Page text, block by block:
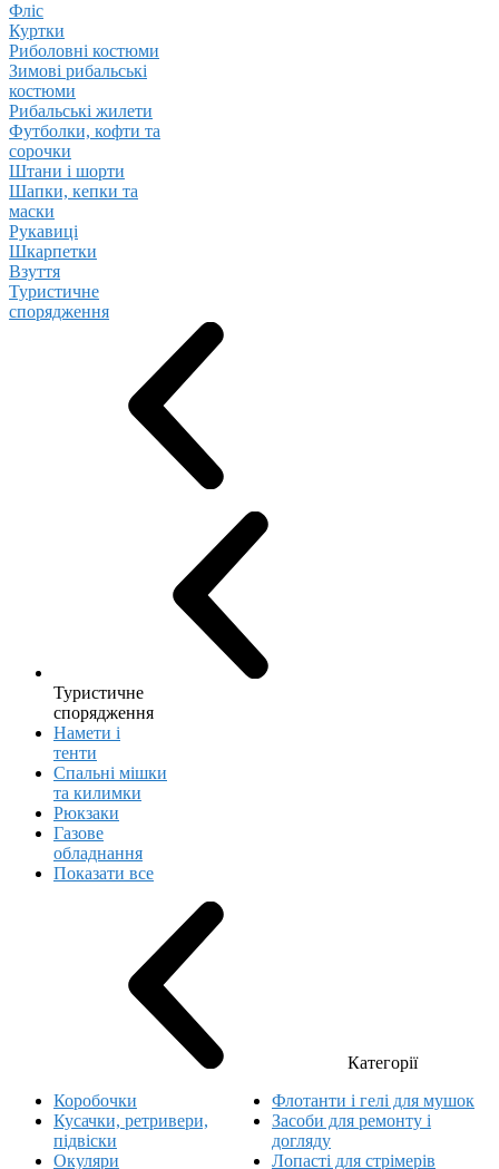
Фліс
Куртки
Риболовні костюми
Зимові рибальські
костюми
Рибальські жилети
Футболки, кофти та
сорочки
Штани і шорти
Шапки, кепки та
маски
Рукавиці
Шкарпетки
Взуття
Туристичне
спорядження
Туристичне
спорядження
Намети і
тенти
Спальні мішки
та килимки
Рюкзаки
Газове
обладнання
Показати все
Категорії
Коробочки
Флотанти і гелі для мушок
Кусачки, ретривери,
підвіски
Засоби для ремонту і
догляду
Окуляри
Лопасті для стрімерів